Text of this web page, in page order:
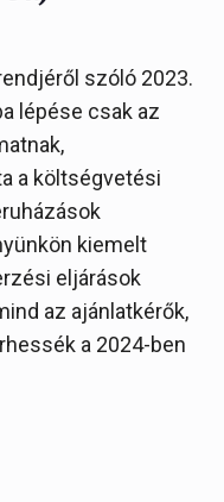
szóló 2023.
lépése csak az
a költségvetési
kiemelt
eljárások
az ajánlatkérők,
a 2024-ben